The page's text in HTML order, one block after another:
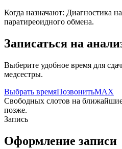
Когда назначают: Диагностика
паратиреоидного обмена.
Записаться на
Выберите удобное время для
медсестры.
Выбрать времяПозвонитьMAX
Свободных слотов на
позже.
Запись
Оформление записи